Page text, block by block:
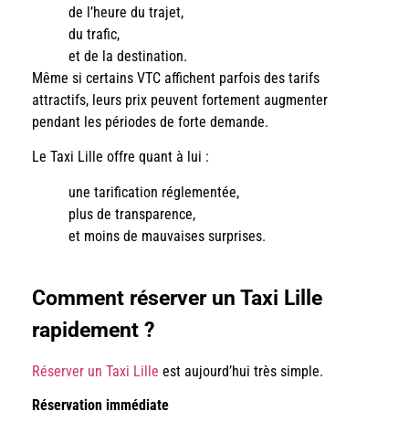
de l’heure du trajet,
du trafic,
et de la destination.
Même si certains VTC affichent parfois des tarifs
attractifs, leurs prix peuvent fortement augmenter
pendant les périodes de forte demande.
Le Taxi Lille offre quant à lui :
une tarification réglementée,
plus de transparence,
et moins de mauvaises surprises.
Comment réserver un Taxi Lille
rapidement ?
Réserver un Taxi Lille est aujourd’hui très simple.
Réservation immédiate